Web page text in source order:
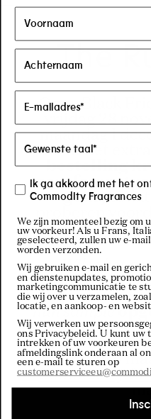
The
Onze Black
vrijdag 28
maandag 1
wordt het extra
bestelling
proefmonster
geur,zodat
Wil je het
Leden met
hun sample
een gratis
aanmerking
alleen
Ik ga akkoord met het
Commodity Fragrances
We zijn momenteel bezig om
uw voorkeur! Als u Frans,
geselecteerd, zullen uw e-
worden verzonden.
Wij gebruiken e-mail en
en dienstenupdates,
marketingcommunicatie te
die wij over u verzamelen,
locatie, en aankoop- en
Wij verwerken uw
ons Privacybeleid . U kunt uw
intrekken of uw voorkeuren
afmeldingslink onderaan al
een e-mail te sturen op